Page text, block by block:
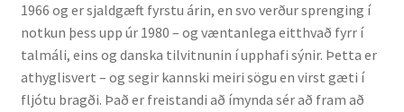
1966 og er sjaldgæft fyrstu árin, en svo verður sprenging í
notkun þess upp úr 1980 – og væntanlega eitthvað fyrr í
talmáli, eins og danska tilvitnunin í upphafi sýnir. Þetta er
athyglisvert – og segir kannski meiri sögu en virst gæti í
fljótu bragði. Það er freistandi að ímynda sér að fram að